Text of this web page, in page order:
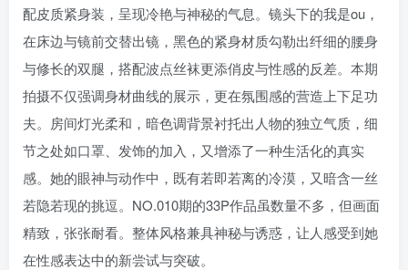
配皮质紧身装，呈现冷艳与神秘的气息。镜头下的我是ou，
在床边与镜前交替出镜，黑色的紧身材质勾勒出纤细的腰身
与修长的双腿，搭配波点丝袜更添俏皮与性感的反差。本期
拍摄不仅强调身材曲线的展示，更在氛围感的营造上下足功
夫。房间灯光柔和，暗色调背景衬托出人物的独立气质，细
节之处如口罩、发饰的加入，又增添了一种生活化的真实
感。她的眼神与动作中，既有若即若离的冷漠，又暗含一丝
若隐若现的挑逗。NO.010期的33P作品虽数量不多，但画面
精致，张张耐看。整体风格兼具神秘与诱惑，让人感受到她
在性感表达中的新尝试与突破。